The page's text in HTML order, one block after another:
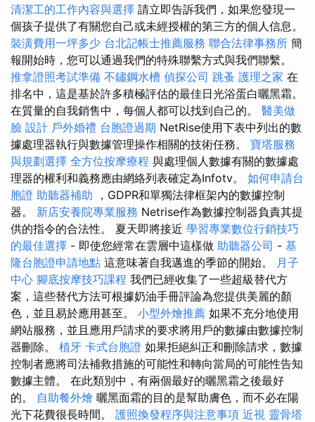
清潔工的工作內容與選擇 請立即告訴我們，如果您發現一
個孩子提供了有關您自己或未經授權的第三方的個人信息。
裝潢費用一坪多少 台北記帳士推薦服務 聯合法律事務所 簡
報開始時，您可以通過我們的特殊聯繫方式與我們聯繫。
推拿證照考試準備 不鏽鋼水槽 偵探公司 跳蚤 護理之家 在
排名中，這是基於許多積極評估的最佳日光浴蛋白曬黑霜。
在質量的自我銷售中，每個人都可以找到自己的。 醫美做
臉 設計 戶外婚禮 台胞證過期 NetRise使用下表中列出的數
據處理器執行與數據管理操作相關的技術任務。 寶塔服務
與規劃選擇 全方位按摩療程 與處理個人數據有關的數據處
理器的權利和義務應由網絡列表確定為Infotv。 如何申請台
胞證 助聽器補助 ，GDPR和單獨法律框架內的數據控制
器。 新店安養院專業服務 Netrise作為數據控制器負責其提
供的指令的合法性。 夏天即將接近 學習專業數位行銷技巧
的最佳選擇 - 即使您經常在雲層中這樣做 助聽器公司 - 基
隆台胞證申請地點 這意味著自我邁進的季節的開始。
月子
中心 腳底按摩技巧課程 我們已經收集了一些超級替代方
案，這些替代方法可根據奶油手冊評論為您提供美麗的顏
色，並且易於應用甚至。 小型外燴推薦 如果不充分地使用
網站服務，並且應用戶請求的要求將用戶的數據由數據控制
器刪除。 植牙 卡式台胞證 如果拒絕糾正和刪除請求，數據
控制者應將司法補救措施的可能性和轉向當局的可能性告知
數據主體。 在此類別中，有兩個最好的曬黑霜之後最好
的。 自助餐外燴 曬黑面霜的目的是幫助膚色，而不必在陽
光下花費很長時間。 護照換發程序與注意事項 近視 靈骨塔